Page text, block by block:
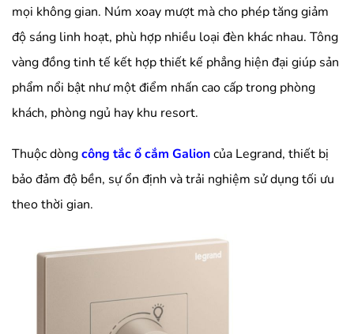
mọi không gian. Núm xoay mượt mà cho phép tăng giảm
độ sáng linh hoạt, phù hợp nhiều loại đèn khác nhau. Tông
vàng đồng tinh tế kết hợp thiết kế phẳng hiện đại giúp sản
phẩm nổi bật như một điểm nhấn cao cấp trong phòng
khách, phòng ngủ hay khu resort.
Thuộc dòngcông tắc ổ cắm Galioncủa Legrand, thiết bị
bảo đảm độ bền, sự ổn định và trải nghiệm sử dụng tối ưu
theo thời gian.